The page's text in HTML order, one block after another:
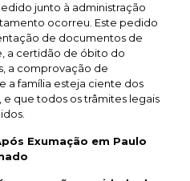
junto à administração
ocorreu. Este pedido
de documentos de
a certidão de óbito do
a comprovação de
a família esteja ciente dos
e que todos os trâmites legais
Exumação em Paulo